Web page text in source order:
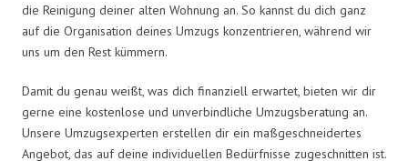
die Reinigung deiner alten Wohnung an. So kannst du dich ganz
auf die Organisation deines Umzugs konzentrieren, während wir
uns um den Rest kümmern.
Damit du genau weißt, was dich finanziell erwartet, bieten wir dir
gerne eine kostenlose und unverbindliche Umzugsberatung an.
Unsere Umzugsexperten erstellen dir ein maßgeschneidertes
Angebot, das auf deine individuellen Bedürfnisse zugeschnitten ist.